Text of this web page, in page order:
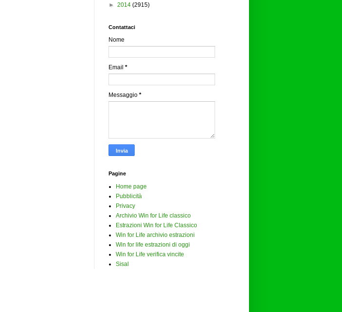
► 2014 (2915)
Contattaci
Nome
Email *
Messaggio *
Pagine
Home page
Pubblicità
Privacy
Archivio Win for Life classico
Estrazioni Win for Life Classico
Win for Life archivio estrazioni
Win for life estrazioni di oggi
Win for Life verifica vincite
Sisal